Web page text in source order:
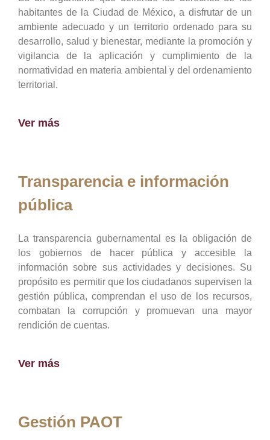
habitantes de la Ciudad de México, a disfrutar de un
ambiente adecuado y un territorio ordenado para su
desarrollo, salud y bienestar, mediante la promoción y
vigilancia de la aplicación y cumplimiento de la
normatividad en materia ambiental y del ordenamiento
territorial.
Ver más
Transparencia e información
pública
La transparencia gubernamental es la obligación de
los gobiernos de hacer pública y accesible la
información sobre sus actividades y decisiones. Su
propósito es permitir que los ciudadanos supervisen la
gestión pública, comprendan el uso de los recursos,
combatan la corrupción y promuevan una mayor
rendición de cuentas.
Ver más
Gestión PAOT